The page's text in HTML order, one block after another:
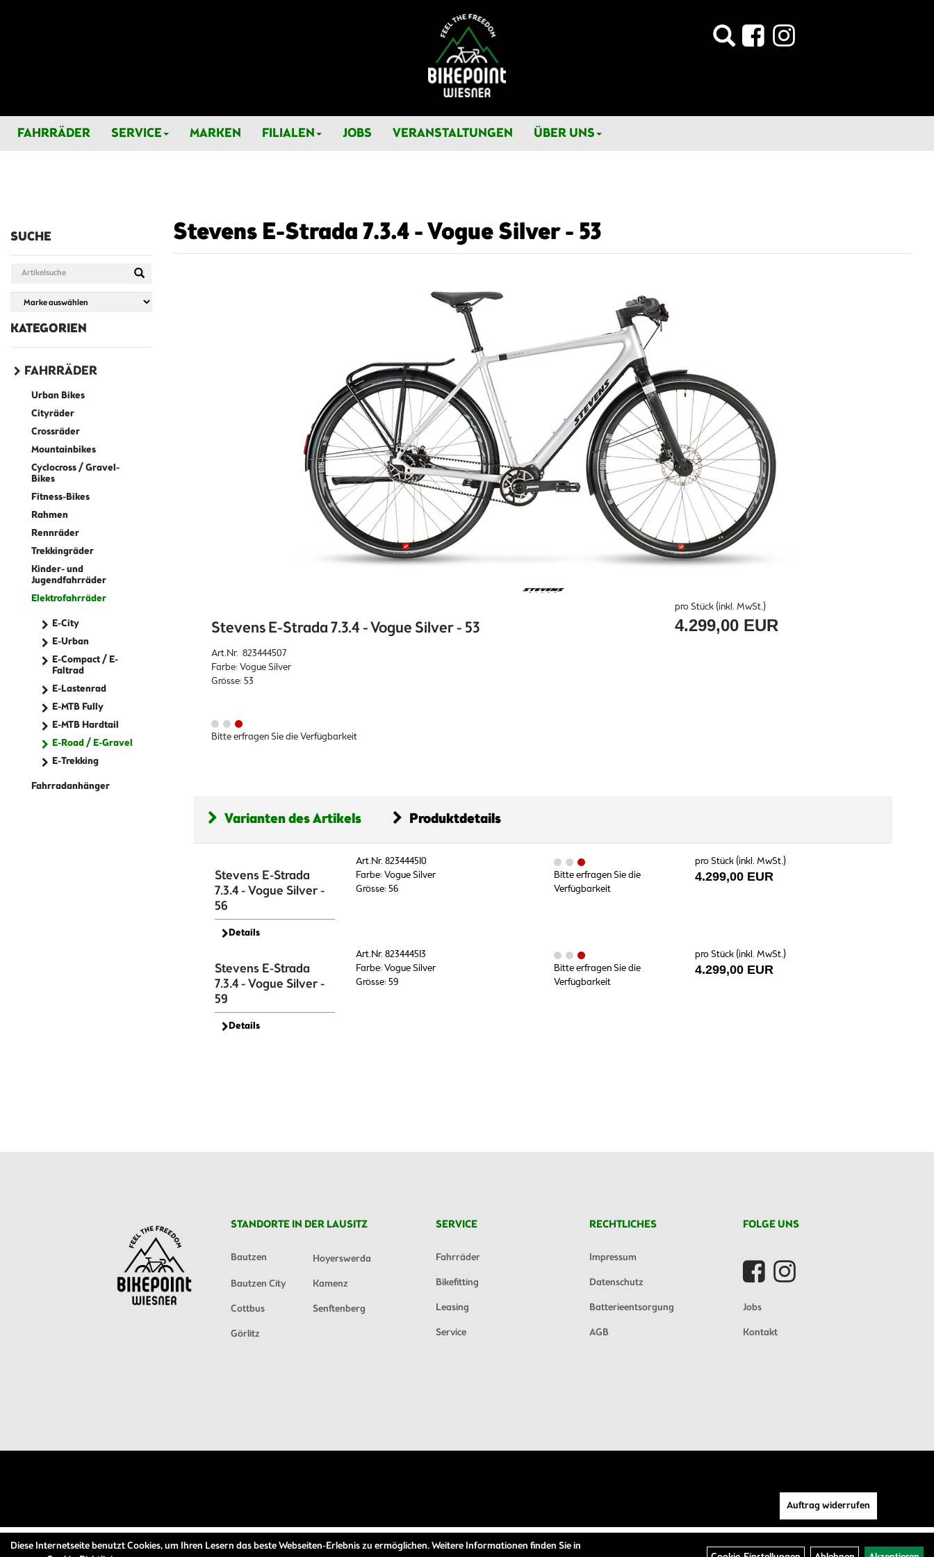
FAHRRÄDER SERVICE MARKEN FILIALEN JOBS VERANSTALTUNGEN ÜBER UNS
SUCHE
KATEGORIEN
FAHRRÄDER
Urban Bikes
Cityräder
Crossräder
Mountainbikes
Cyclocross / Gravel-
Bikes
Fitness-Bikes
Rahmen
Rennräder
Trekkingräder
Kinder- und
Jugendfahrräder
Elektrofahrräder
E-City
E-Urban
E-Compact / E-
Faltrad
E-Lastenrad
E-MTB Fully
E-MTB Hardtail
E-Road / E-Gravel
E-Trekking
Fahrradanhänger
Stevens E-Strada 7.3.4 - Vogue Silver - 53
Stevens E-Strada 7.3.4 - Vogue Silver - 53
Art.Nr. 823444507
Farbe: Vogue Silver
Grösse: 53
Bitte erfragen Sie die Verfügbarkeit
pro Stück (inkl. MwSt.)
4.299,00 EUR
Varianten des Artikels Produktdetails
Stevens E-Strada
7.3.4 - Vogue Silver -
56
Details
Art.Nr. 823444510
Farbe: Vogue Silver
Grösse: 56
Bitte erfragen Sie die
Verfügbarkeit
pro Stück (inkl. MwSt.)
4.299,00 EUR
Stevens E-Strada
7.3.4 - Vogue Silver -
59
Details
Art.Nr. 823444513
Farbe: Vogue Silver
Grösse: 59
Bitte erfragen Sie die
Verfügbarkeit
pro Stück (inkl. MwSt.)
4.299,00 EUR
STANDORTE IN DER LAUSITZ
Bautzen
Hoyerswerda
Bautzen City
Kamenz
Cottbus
Senftenberg
Görlitz
SERVICE
Fahrräder
Bikefitting
Leasing
Service
RECHTLICHES
Impressum
Datenschutz
Batterieentsorgung
AGB
FOLGE UNS
Jobs
Kontakt
Diese Internetseite benutzt Cookies, um Ihren Lesern das beste Webseiten-Erlebnis zu ermöglichen. Weitere Informationen finden Sie in
Auftrag widerrufen